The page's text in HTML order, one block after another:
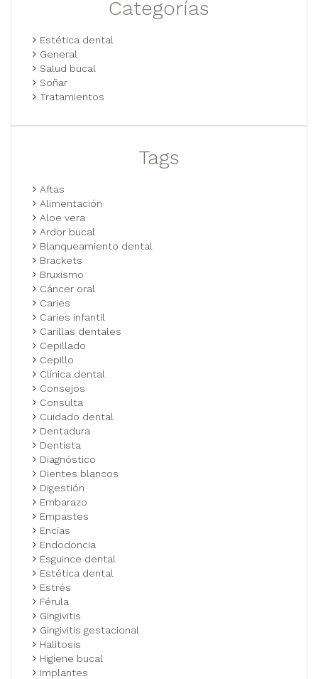
Categorías
Estética dental
General
Salud bucal
Soñar
Tratamientos
Tags
Aftas
Alimentación
Aloe vera
Ardor bucal
Blanqueamiento dental
Brackets
Bruxismo
Cáncer oral
Caries
Caries infantil
Carillas dentales
Cepillado
Cepillo
Clínica dental
Consejos
Consulta
Cuidado dental
Dentadura
Dentista
Diagnóstico
Dientes blancos
Digestión
Embarazo
Empastes
Encías
Endodoncia
Esguince dental
Estética dental
Estrés
Férula
Gingivitis
Gingivitis gestacional
Halitosis
Higiene bucal
Implantes